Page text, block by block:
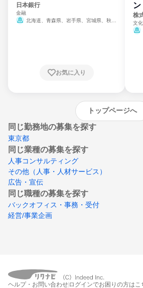
日本銀行
金融
北海道、青森県、岩手県、宮城県、秋田
崎県、熊本県、大分県、宮崎県、鹿児島県、
お気に入り
門
株
文
ミ
トップページへ
同じ勤務地の募集を探す
東京都
同じ業種の募集を探す
人事コンサルティング
その他（人事・人材サービス）
広告・宣伝
同じ職種の募集を探す
バックオフィス・事務・受付
経営/事業企画
ヘルプ・お問い合わせ ログインでお困りの方はこ